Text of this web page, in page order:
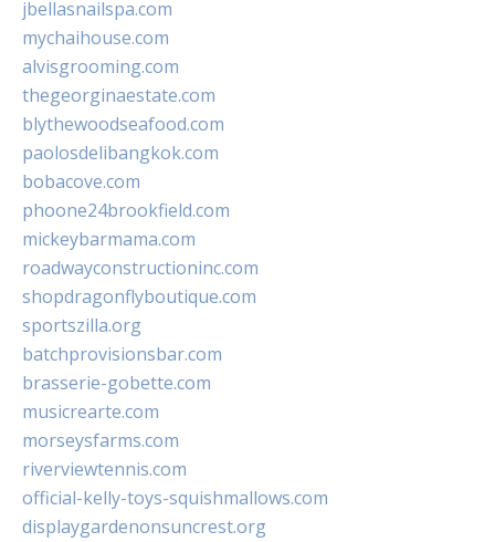
jbellasnailspa.com
mychaihouse.com
alvisgrooming.com
thegeorginaestate.com
blythewoodseafood.com
paolosdelibangkok.com
bobacove.com
phoone24brookfield.com
mickeybarmama.com
roadwayconstructioninc.com
shopdragonflyboutique.com
sportszilla.org
batchprovisionsbar.com
brasserie-gobette.com
musicrearte.com
morseysfarms.com
riverviewtennis.com
official-kelly-toys-squishmallows.com
displaygardenonsuncrest.org